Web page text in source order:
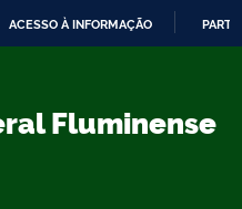
ACESSO À INFORMAÇÃO
Fluminense